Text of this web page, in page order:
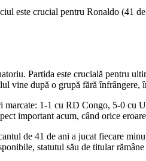
este crucial pentru Ronaldo (41
Partida este crucială pentru
după o grupă fără înfrângere,
1-1 cu RD Congo, 5-0
important acum, când orice
de 41 de ani a jucat fiecare
statutul său de titular